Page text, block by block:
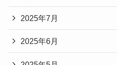
2025年7月
2025年6月